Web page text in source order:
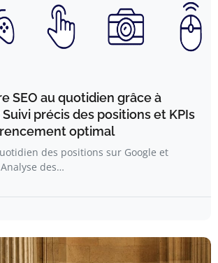
SEO au quotidien grâce à
précis des positions et KPIs
optimal
des positions sur Google et
des…